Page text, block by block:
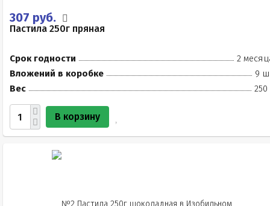
307 руб.
Пастила 250г пряная
Срок годности
2
Вложений в коробке
9
Вес
250
В корзину